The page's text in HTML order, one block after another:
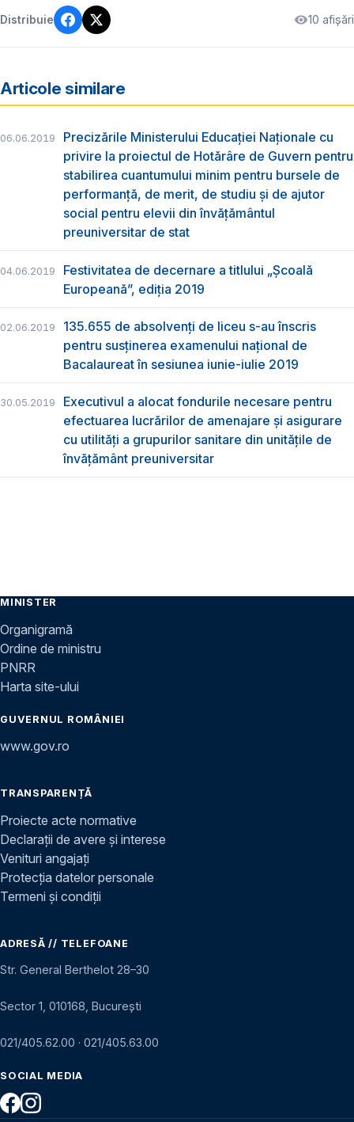
Distribuie 10 afișări
Articole similare
06.06.2019
Precizările Ministerului Educației Naționale cu
privire la proiectul de Hotărâre de Guvern pentru
stabilirea cuantumului minim pentru bursele de
performanță, de merit, de studiu și de ajutor
social pentru elevii din învățământul
preuniversitar de stat
04.06.2019
Festivitatea de decernare a titlului „Şcoală
Europeană”, ediția 2019
02.06.2019
135.655 de absolvenţi de liceu s-au înscris
pentru susţinerea examenului naţional de
Bacalaureat în sesiunea iunie-iulie 2019
30.05.2019
Executivul a alocat fondurile necesare pentru
efectuarea lucrărilor de amenajare și asigurare
cu utilități a grupurilor sanitare din unitățile de
învățământ preuniversitar
MINISTER
Organigramă
Ordine de ministru
PNRR
Harta site-ului
GUVERNUL ROMÂNIEI
www.gov.ro
TRANSPARENȚĂ
Proiecte acte normative
Declarații de avere și interese
Venituri angajați
Protecția datelor personale
Termeni și condiții
ADRESĂ // TELEFOANE
Str. General Berthelot 28–30
Sector 1, 010168, București
021/405.62.00 · 021/405.63.00
SOCIAL MEDIA